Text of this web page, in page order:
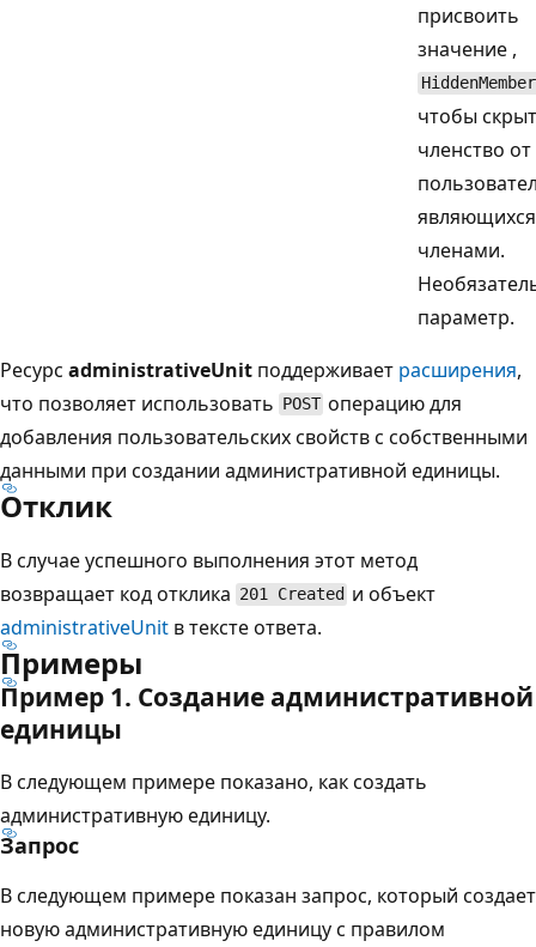
присвоить
значение ,
чтобы
членство от
являющихся
членами.
параметр.
Ресурс administrativeUnit поддерживает расширения,
что позволяет использовать POST операцию для
добавления пользовательских свойств с собственными
данными при создании административной единицы.
Отклик
В случае успешного выполнения этот метод
возвращает код отклика 201 Created и объект
administrativeUnit в тексте ответа.
Примеры
Пример 1. Создание административной
единицы
В следующем примере показано, как создать
административную единицу.
Запрос
В следующем примере показан запрос, который создает
новую административную единицу с правилом